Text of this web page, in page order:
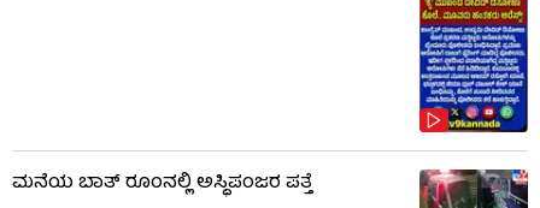
ಮನೆಯ ಬಾತ್ ರೂಂನಲ್ಲಿ ಅಸ್ಥಿಪಂಜರ ಪತ್ತೆ